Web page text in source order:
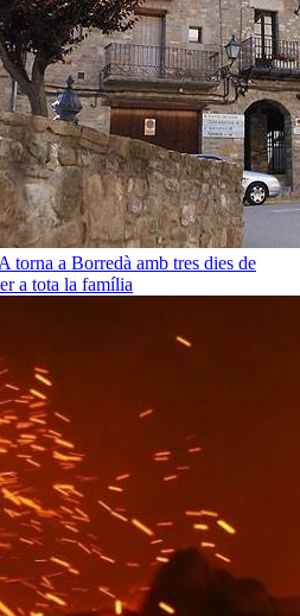
torna a Borredà amb tres dies de
a tota la família